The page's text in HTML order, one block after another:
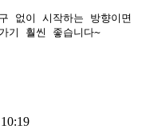
없이 시작하는 방향이면
기 훨씬 좋습니다~